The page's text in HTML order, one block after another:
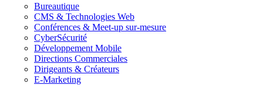
Bureautique
CMS & Technologies Web
Conférences & Meet-up sur-mesure
CyberSécurité
Développement Mobile
Directions Commerciales
Dirigeants & Créateurs
E-Marketing